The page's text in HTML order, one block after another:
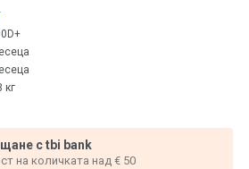
кг
с tbi bank
на количката над € 50